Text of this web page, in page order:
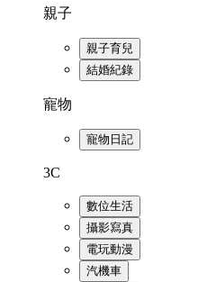
親子
親子育兒
結婚紀錄
寵物
寵物日記
3C
數位生活
攝影寫真
電玩動漫
汽機車